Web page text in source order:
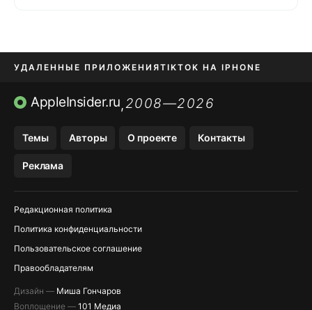
УДАЛЕННЫЕ ПРИЛОЖЕНИЯTIKTOK НА IPHONE
ПРИЛОЖЕНИЯ БЕЗ APP STORE
AppleInsider.ru,2008—2026
Темы Авторы О проекте Контакты
Реклама
Редакционная политика
Политика конфиденциальности
Пользовательское соглашение
Правообладателям
Дизайн — Миша Гончаров
Воплощение — 101 Медиа